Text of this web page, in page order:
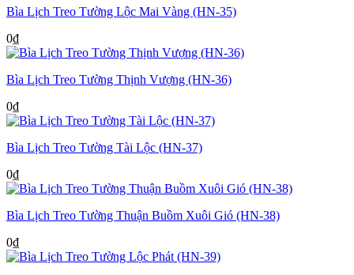
Bìa Lịch Treo Tường Lộc Mai Vàng (HN-35)
0₫
Bìa Lịch Treo Tường Thịnh Vượng (HN-36)
0₫
Bìa Lịch Treo Tường Tài Lộc (HN-37)
0₫
Bìa Lịch Treo Tường Thuận Buồm Xuôi Gió (HN-38)
0₫